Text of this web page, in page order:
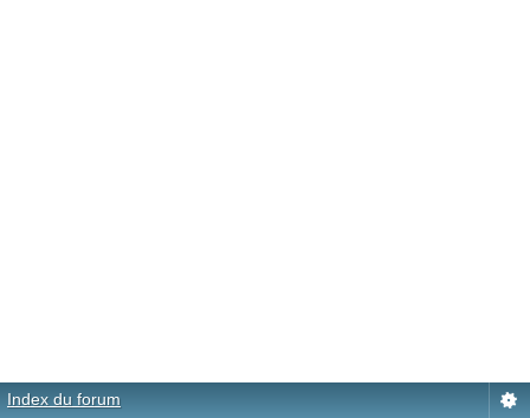
Index du forum